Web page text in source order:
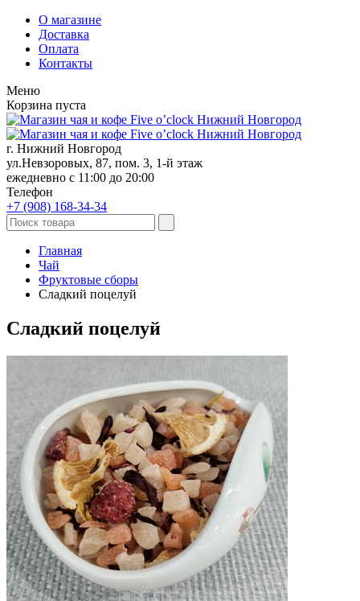
О магазине
Доставка
Оплата
Контакты
Меню
Корзина пуста
г. Нижний Новгород
ул.Невзоровых, 87, пом. 3, 1-й этаж
ежедневно с 11:00 до 20:00
Телефон
+7 (908) 168-34-34
Главная
Чай
Фруктовые сборы
Сладкий поцелуй
Сладкий поцелуй